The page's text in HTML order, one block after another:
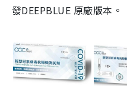
發DEEPBLUE 原廠版本。